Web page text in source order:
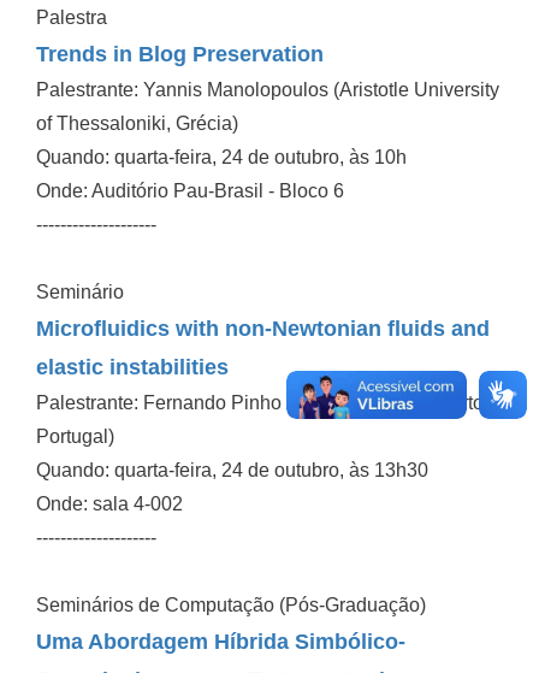
Palestra
Trends in Blog Preservation
Palestrante: Yannis Manolopoulos (Aristotle University
of Thessaloniki, Grécia)
Quando: quarta-feira, 24 de outubro, às 10h
Onde: Auditório Pau-Brasil - Bloco 6
--------------------
Seminário
Microfluidics with non-Newtonian fluids and
elastic instabilities
Palestrante: Fernando Pinho (Universidade do Porto,
Portugal)
Quando: quarta-feira, 24 de outubro, às 13h30
Onde: sala 4-002
--------------------
Seminários de Computação (Pós-Graduação)
Uma Abordagem Híbrida Simbólico-